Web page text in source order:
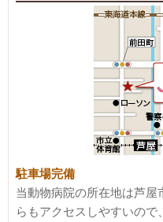
駐車場完備
当動物病院の所在地は芦
らもアクセスしやすいので